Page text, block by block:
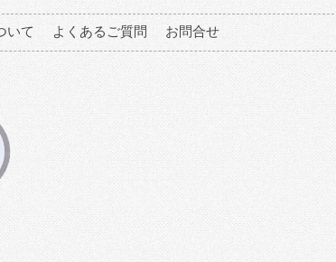
いて よくあるご質問 お問合せ